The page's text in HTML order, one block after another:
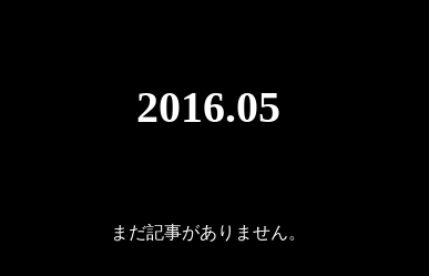
2016.05
まだ記事がありません。